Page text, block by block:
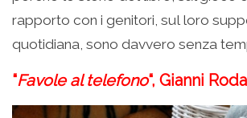
rapporto con i genitori, sul loro
quotidiana, sono davvero senza
“Favole al telefono“, Gianni